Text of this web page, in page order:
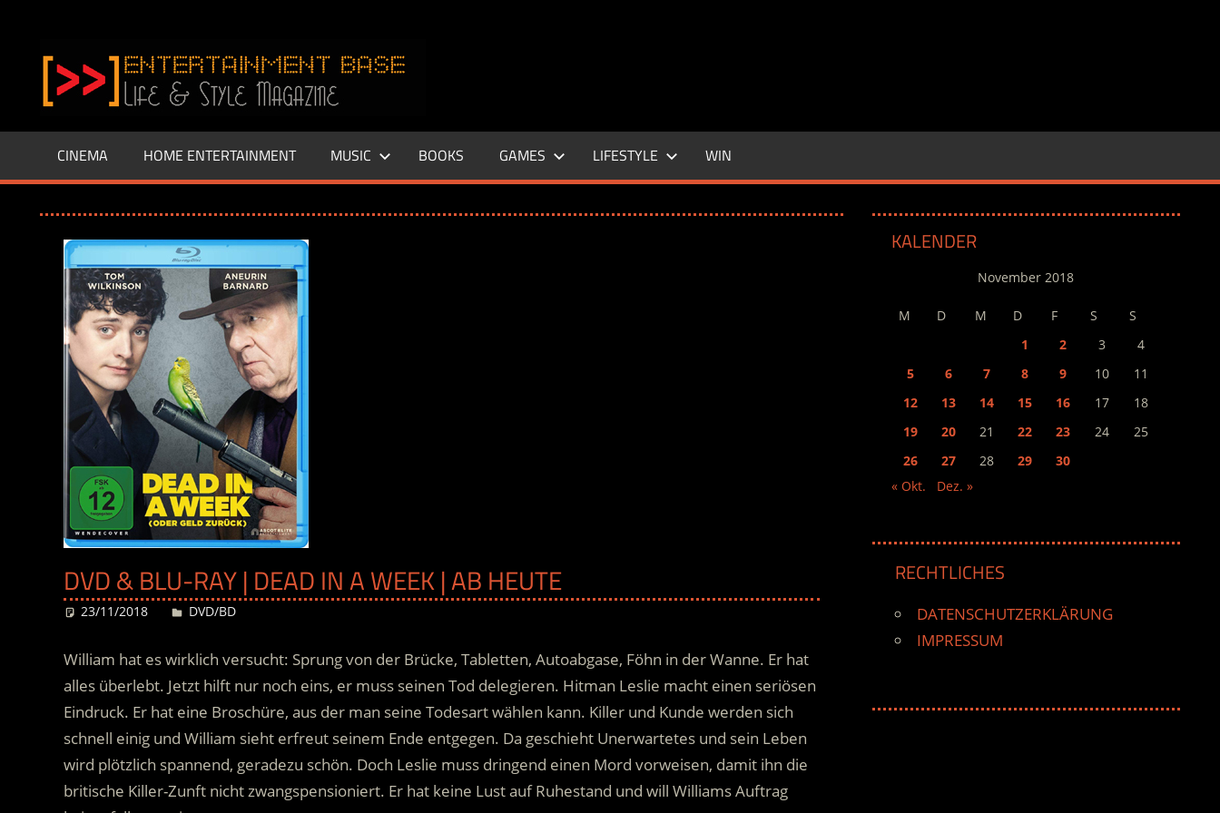
springen
–
LIFE
Base.de
CINEMA HOME ENTERTAINMENT MUSIC BOOKS GAMES LIFESTYLE WIN
DVD & BLU-RAY | DEAD IN A WEEK | AB HEUTE
23/11/2018 Desiree
DVD/BD
William hat es wirklich versucht: Sprung von der Brücke, Tabletten, Autoabgase, Föhn in der Wanne. Er hat
alles überlebt. Jetzt hilft nur noch eins, er muss seinen Tod delegieren. Hitman Leslie macht einen seriösen
Eindruck. Er hat eine Broschüre, aus der man seine Todesart wählen kann. Killer und Kunde werden sich
schnell einig und William sieht erfreut seinem Ende entgegen. Da geschieht Unerwartetes und sein Leben
wird plötzlich spannend, geradezu schön. Doch Leslie muss dringend einen Mord vorweisen, damit ihn die
britische Killer-Zunft nicht zwangspensioniert. Er hat keine Lust auf Ruhestand und will Williams Auftrag
KALENDER
November 2018
M D M D F S
S
1
2 3
4
5
6 7 8 9 10
11
12
13 14 15 16 17
18
19
20 21 22 23 24
25
26
27 28 29
30
« Okt.
Dez. »
RECHTLICHES
DATENSCHUTZERKLÄRUNG
IMPRESSUM